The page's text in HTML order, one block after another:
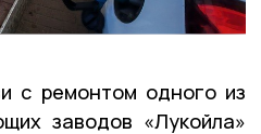
с ремонтом одного из
заводов «Лукойла»